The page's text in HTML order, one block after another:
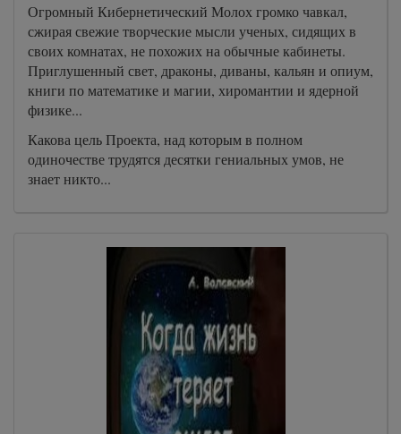
Огромный Кибернетический Молох громко чавкал,
сжирая свежие творческие мысли ученых, сидящих в
своих комнатах, не похожих на обычные кабинеты.
Приглушенный свет, драконы, диваны, кальян и опиум,
книги по математике и магии, хиромантии и ядерной
физике...
Какова цель Проекта, над которым в полном
одиночестве трудятся десятки гениальных умов, не
знает никто...